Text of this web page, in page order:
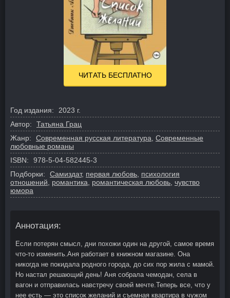
ЧИТАТЬ БЕСПЛАТНО
Год издания:
2023 г.
Автор:
Татьяна Грац
Жанр:
Современная русская литература Современные
любовные романы
ISBN:
978-5-04-582445-3
Подборки:
Самиздат, первая любовь психология
отношений
романтика романтическая любовь чувство
юмора
Аннотация:
Если потерян смысл, дни похожи один на другой, самое время
что-то изменить.Аня работает в книжном магазине. Она
никогда не покидала родного города, до сих пор жила с мамой.
Но настал решающий день! Аня собрала чемодан, села в
вагон и отправилась навстречу своей мечте.Теперь все, что у
нее есть — это список желаний и съемная квартира в чужом